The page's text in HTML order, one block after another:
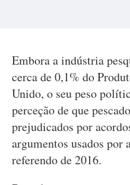
Embora a indústria
cerca de 0,1% do
Unido, o seu peso
perceção de que
prejudicados por
argumentos usados
referendo de 2016.